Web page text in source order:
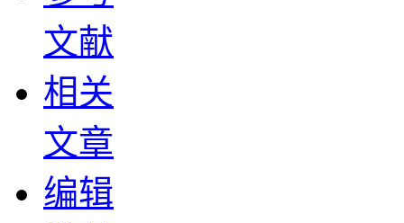
文献
相关
文章
编辑